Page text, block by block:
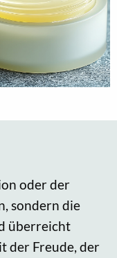
oder der
sondern die
überreicht
der Freude, der